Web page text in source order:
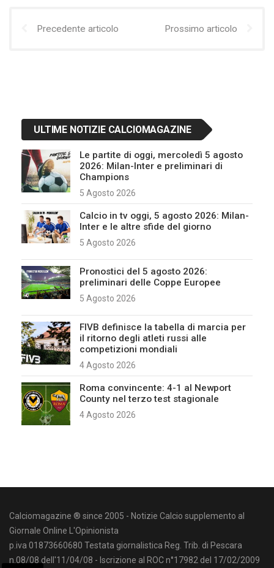
Precedente articolo Prossimo articolo
ULTIME NOTIZIE CALCIOMAGAZINE
Le partite di oggi, mercoledì 5 agosto
2026: Milan-Inter e preliminari di
Champions
5 Agosto 2026
Calcio in tv oggi, 5 agosto 2026: Milan-
Inter e le altre sfide del giorno
5 Agosto 2026
Pronostici del 5 agosto 2026:
preliminari delle Coppe Europee
5 Agosto 2026
FIVB definisce la tabella di marcia per
il ritorno degli atleti russi alle
competizioni mondiali
4 Agosto 2026
Roma convincente: 4-1 al Newport
County nel terzo test stagionale
4 Agosto 2026
Calciomagazine ® since 2005 - Notizie Calcio supplemento al
Giornale Online L'Opinionista
p.iva 01873660680 Testata giornalistica Reg. Trib. di Pescara
n.08/08 dell'11/04/08 - Iscrizione al ROC n°17982 del 17/02/2009